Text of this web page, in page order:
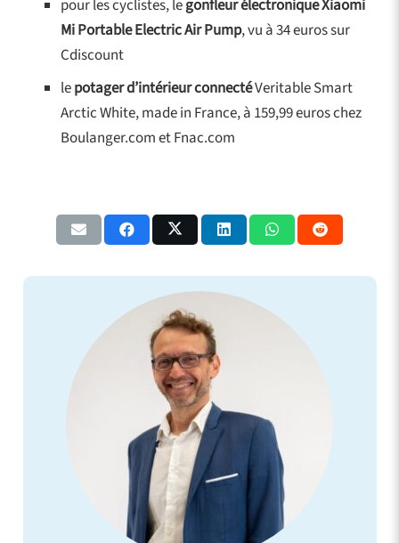
pour les cyclistes, legonfleur électronique Xiaomi
Mi Portable Electric Air Pump, vu à 34 euros sur
Cdiscount
lepotager d’intérieur connectéVeritable Smart
Arctic White, made in France, à 159,99 euros chez
Boulanger.com et Fnac.com